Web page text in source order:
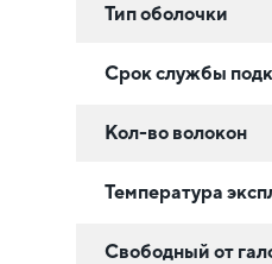
Тип оболочки
Срок службы
Кол-во волокон
Температура
Свободный от